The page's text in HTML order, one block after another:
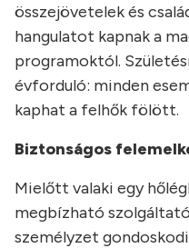
összejövetelek és
hangulatot kapnak a
programoktól.
évforduló: minden
kaphat a felhők fölött.
Biztonságos
Mielőtt valaki egy
megbízható
személyzet